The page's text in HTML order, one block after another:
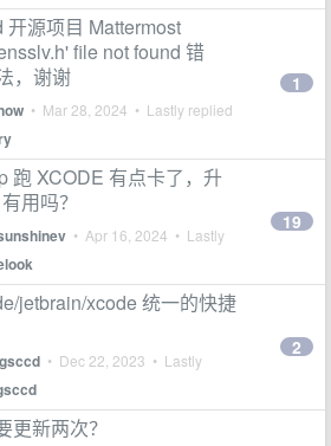
源项目 Mattermost
file not found 错
，谢谢
• Mar 28, 2024 • Lastly replied
1
跑 XCODE 有点卡了，升
用吗？
• Apr 16, 2024 • Lastly
19
jetbrain/xcode 统一的快捷
• Dec 22, 2023 • Lastly
2
更新两次？